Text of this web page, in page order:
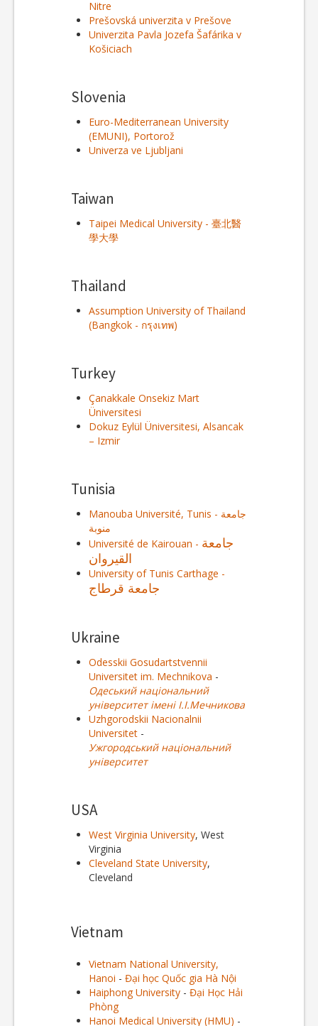
Nitre
Prešovská univerzita v Prešove
Univerzita Pavla Jozefa Šafárika v
Košiciach
Slovenia
Euro-Mediterranean University
(EMUNI), Portorož
Univerza ve Ljubljani
Taiwan
Taipei Medical University - 臺北醫
學大學
Thailand
Assumption University of Thailand
(Bangkok - กรุงเทพ)
Turkey
Çanakkale Onsekiz Mart
Üniversitesi
Dokuz Eylül Üniversitesi, Alsancak
– Izmir
Tunisia
Manouba Université, Tunis - جامعة
منوبة
Université de Kairouan - جامعة
القيروان
University of Tunis Carthage -
جامعة قرطاج
Ukraine
Odesskii Gosudartstvennii
Universitet im. Mechnikova -
Одеський національний
університет імені І.І.Мечникова
Uzhgorodskii Nacionalnii
Universitet -
Ужгородський національний
університет
USA
West Virginia University, West
Virginia
Cleveland State University,
Cleveland
Vietnam
Vietnam National University,
Hanoi - Đại học Quốc gia Hà Nội
Haiphong University - Đại Học Hải
Phòng
Hanoi Medical University (HMU) -